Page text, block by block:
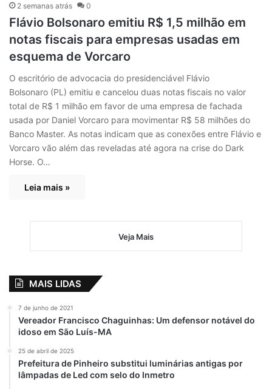
2 semanas atrás 0
Flávio Bolsonaro emitiu R$ 1,5 milhão em
notas fiscais para empresas usadas em
esquema de Vorcaro
O escritório de advocacia do presidenciável Flávio
Bolsonaro (PL) emitiu e cancelou duas notas fiscais no valor
total de R$ 1 milhão em favor de uma empresa de fachada
usada por Daniel Vorcaro para movimentar R$ 58 milhões do
Banco Master. As notas indicam que as conexões entre Flávio e
Vorcaro vão além das reveladas até agora na crise do Dark
Horse. O…
Leia mais »
Veja Mais
MAIS LIDAS
7 de junho de 2021
Vereador Francisco Chaguinhas: Um defensor notável do
idoso em São Luís-MA
25 de abril de 2025
Prefeitura de Pinheiro substitui luminárias antigas por
lâmpadas de Led com selo do Inmetro